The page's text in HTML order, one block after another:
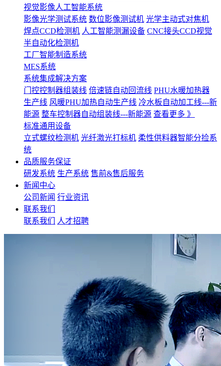
视觉影像人工智能系统
影像光学测试系统 数位影像测试机 光学主动式对焦机
焊点CCD检测机 人工智能测漏设备 CNC接头CCD视觉
半自动化检测机
工厂智能制造系统
MES系统
系统集成解决方案
门控控制器组装线 倍速链自动回流线 PHU水暖加热器
生产线 风暖PHU加热自动生产线 冷水板自动加工线---新
能源 整车控制器自动组装线---新能源 查看更多 》
标准通用设备
立式螺纹检测机 光纤激光打标机 柔性供料器智能分捡系
统
品质服务保证
研发系统 生产系统 售前&售后服务
新闻中心
公司新闻 行业资讯
联系我们
联系我们
人才招聘